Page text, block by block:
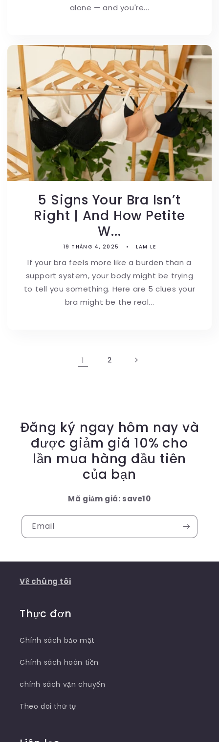
alone — and you're...
5 Signs Your Bra Isn’t
Right | And How Petite
W...
19 THÁNG 4, 2025 LAM LE
If your bra feels more like a burden than a
support system, your body might be trying
to tell you something. Here are 5 clues your
bra might be the real...
1 2
Đăng ký ngay hôm nay và
được giảm giá 10% cho
lần mua hàng đầu tiên
của bạn
Mã giảm giá: save10
Email
Về chúng tôi
Thực đơn
Chính sách bảo mật
Chính sách hoàn tiền
chính sách vận chuyển
Theo dõi thứ tự